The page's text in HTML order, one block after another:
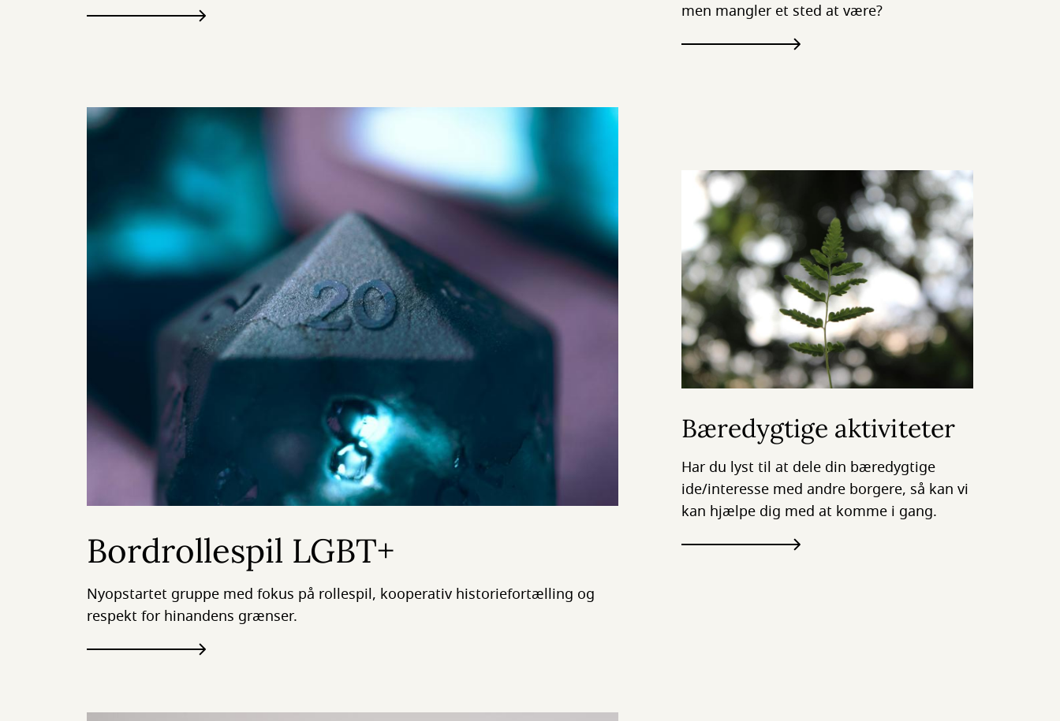
men mangler et sted at være?
Bordrollespil LGBT+
Nyopstartet gruppe med fokus på rollespil, kooperativ historiefortælling og
respekt for hinandens grænser.
Bæredygtige aktiviteter
Har du lyst til at dele din bæredygtige
ide/interesse med andre borgere, så kan vi
kan hjælpe dig med at komme i gang.